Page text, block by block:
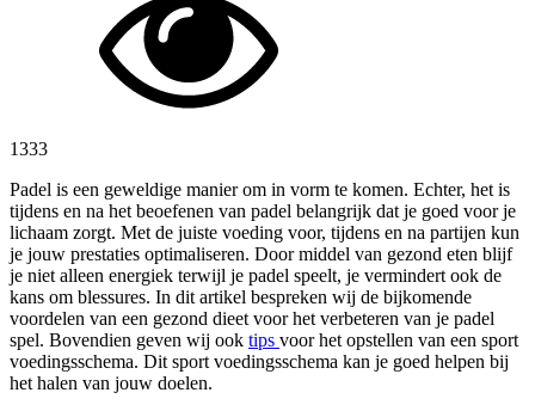
1333
Padel is een geweldige manier om in vorm te komen. Echter, het is
tijdens en na het beoefenen van padel belangrijk dat je goed voor je
lichaam zorgt. Met de juiste voeding voor, tijdens en na partijen kun
je jouw prestaties optimaliseren. Door middel van gezond eten blijf
je niet alleen energiek terwijl je padel speelt, je vermindert ook de
kans om blessures. In dit artikel bespreken wij de bijkomende
voordelen van een gezond dieet voor het verbeteren van je padel
spel. Bovendien geven wij ook tips voor het opstellen van een sport
voedingsschema. Dit sport voedingsschema kan je goed helpen bij
het halen van jouw doelen.